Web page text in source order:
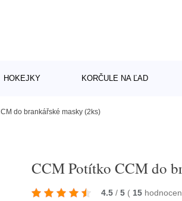
HOKEJKY KORČULE NA ĽAD
do brankářské masky (2ks)
CCM Potítko CCM do
4.5 / 5 ( 15